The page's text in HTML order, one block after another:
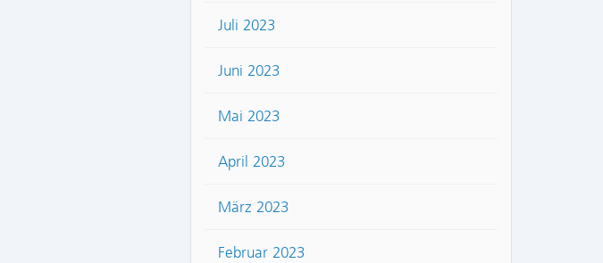
Juli 2023
Juni 2023
Mai 2023
April 2023
März 2023
Februar 2023